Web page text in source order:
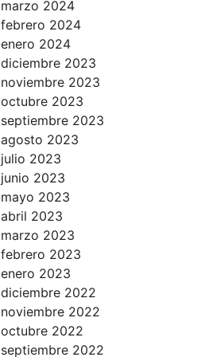
marzo 2024
febrero 2024
enero 2024
diciembre 2023
noviembre 2023
octubre 2023
septiembre 2023
agosto 2023
julio 2023
junio 2023
mayo 2023
abril 2023
marzo 2023
febrero 2023
enero 2023
diciembre 2022
noviembre 2022
octubre 2022
septiembre 2022